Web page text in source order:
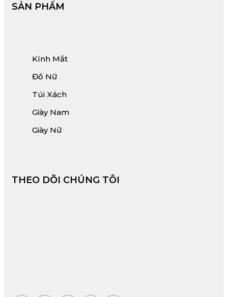
THEO DÕI CHÚNG TÔI
SẢN PHẨM
Kính Mắt
Đồ Nữ
Túi Xách
Giày Nam
Giày Nữ